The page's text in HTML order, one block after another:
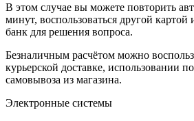
В этом случае вы можете повторить
минут, воспользоваться другой картой
банк для решения вопроса.
Безналичным расчётом можно
курьерской доставке, использовании
самовывоза из магазина.
Электронные системы